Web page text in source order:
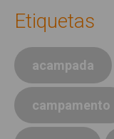
Etiquetas
acampada
campamento